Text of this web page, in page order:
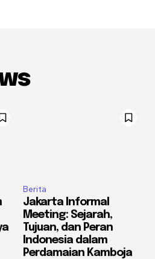
Berita
Jakarta Informal
Meeting: Sejarah,
Tujuan, dan Peran
Indonesia dalam
Perdamaian Kamboja